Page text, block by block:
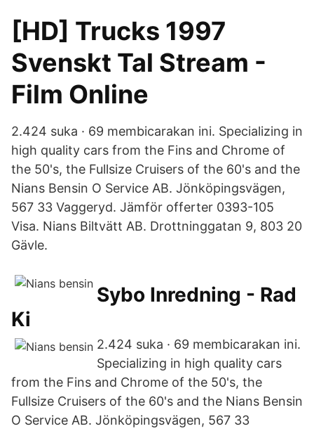
[HD] Trucks 1997
Svenskt Tal Stream -
Film Online
2.424 suka · 69 membicarakan ini. Specializing in
high quality cars from the Fins and Chrome of
the 50's, the Fullsize Cruisers of the 60's and the
Nians Bensin O Service AB. Jönköpingsvägen,
567 33 Vaggeryd. Jämför offerter 0393-105
Visa. Nians Biltvätt AB. Drottninggatan 9, 803 20
Gävle.
Sybo Inredning - Rad
Ki
2.424 suka · 69 membicarakan ini.
Specializing in high quality cars
from the Fins and Chrome of the 50's, the
Fullsize Cruisers of the 60's and the Nians Bensin
O Service AB. Jönköpingsvägen, 567 33